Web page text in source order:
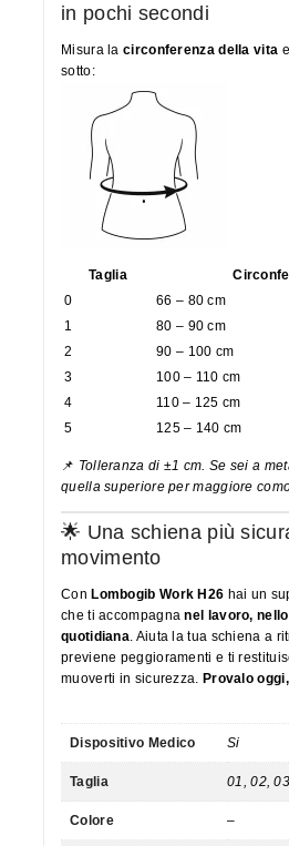
in pochi secondi
Misura la circonferenza della vita
sotto:
Taglia
0
66 – 80 cm
1
80 – 90 cm
2
90 – 100 cm
3
100 – 110 cm
4
110 – 125 cm
5
125 – 140 cm
📌 Tolleranza di ±1 cm. Se sei a
quella superiore per maggiore
🌟 Una schiena più
movimento
ConLombogib Work H26 hai un
che ti accompagnanel lavoro,
quotidiana . Aiuta la tua schiena a
previene peggioramenti e ti
muoverti in sicurezza. Provalo
Dispositivo Medico Si
Taglia 01, 02,
Colore –